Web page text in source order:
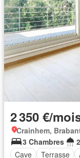
2 350 €/
Crainhem,
3 Chambres
Cave
Terrasse